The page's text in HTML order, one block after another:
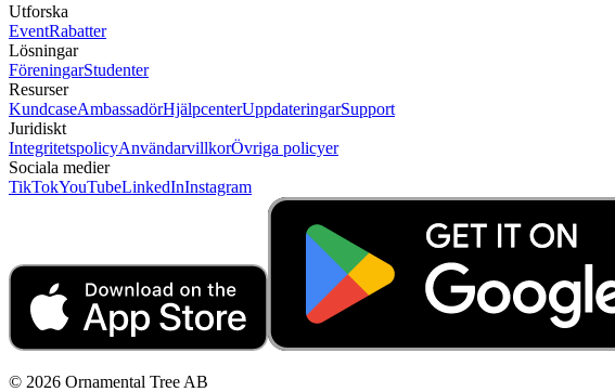
Utforska
EventRabatter
Lösningar
FöreningarStudenter
Resurser
KundcaseAmbassadörHjälpcenterUppdateringarSupport
Juridiskt
IntegritetspolicyAnvändarvillkorÖvriga policyer
Sociala medier
TikTokYouTubeLinkedInInstagram
© 2026 Ornamental Tree AB